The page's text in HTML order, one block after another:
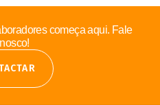
começa aqui. Fale